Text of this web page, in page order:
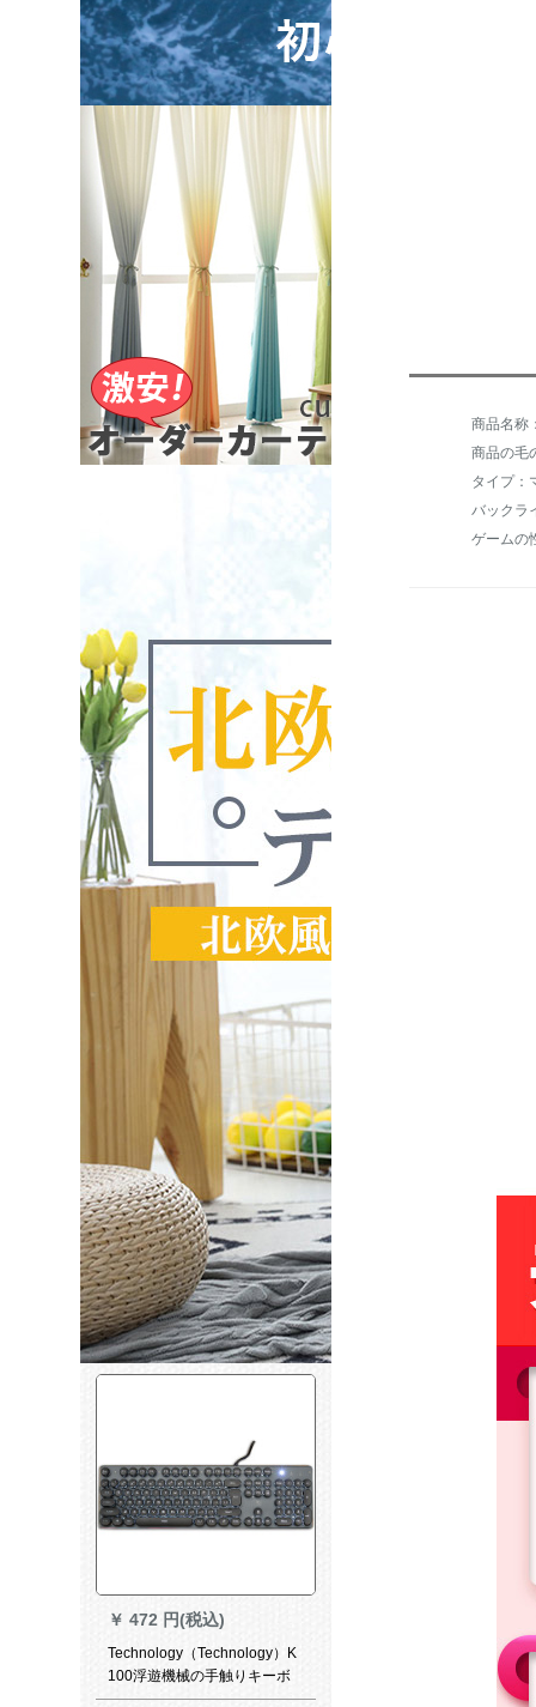
￥ 472 円(税込)
Technology（Technology）K
100浮遊機械の手触りキーボ
ンバークレトゲームはチキコ
商品の毛
タイプ：
バックラ
ゲームの